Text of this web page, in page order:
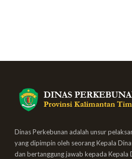
Dinas Perkebunan adalah unsur
yang dipimpin oleh seorang Kepala
dan bertanggung jawab kepada Kepala